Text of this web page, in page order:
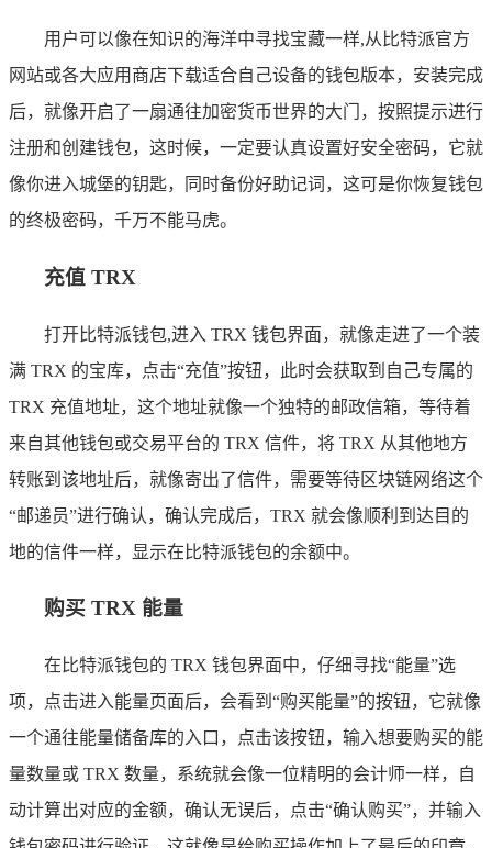
用户可以像在知识的海洋中寻找宝藏一样,从比特派官方
网站或各大应用商店下载适合自己设备的钱包版本，安装完成
后，就像开启了一扇通往加密货币世界的大门，按照提示进行
注册和创建钱包，这时候，一定要认真设置好安全密码，它就
像你进入城堡的钥匙，同时备份好助记词，这可是你恢复钱包
的终极密码，千万不能马虎。
充值 TRX
打开比特派钱包,进入 TRX 钱包界面，就像走进了一个装
满 TRX 的宝库，点击“充值”按钮，此时会获取到自己专属的
TRX 充值地址，这个地址就像一个独特的邮政信箱，等待着
来自其他钱包或交易平台的 TRX 信件，将 TRX 从其他地方
转账到该地址后，就像寄出了信件，需要等待区块链网络这个
“邮递员”进行确认，确认完成后，TRX 就会像顺利到达目的
地的信件一样，显示在比特派钱包的余额中。
购买 TRX 能量
在比特派钱包的 TRX 钱包界面中，仔细寻找“能量”选
项，点击进入能量页面后，会看到“购买能量”的按钮，它就像
一个通往能量储备库的入口，点击该按钮，输入想要购买的能
量数量或 TRX 数量，系统就会像一位精明的会计师一样，自
动计算出对应的金额，确认无误后，点击“确认购买”，并输入